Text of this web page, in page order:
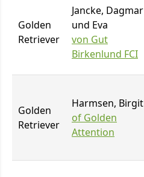
Golden
Retriever
Jancke, Dagmar
und Eva
von Gut
Birkenlund FCI
Golden
Retriever
Harmsen, Birgit
of Golden
Attention